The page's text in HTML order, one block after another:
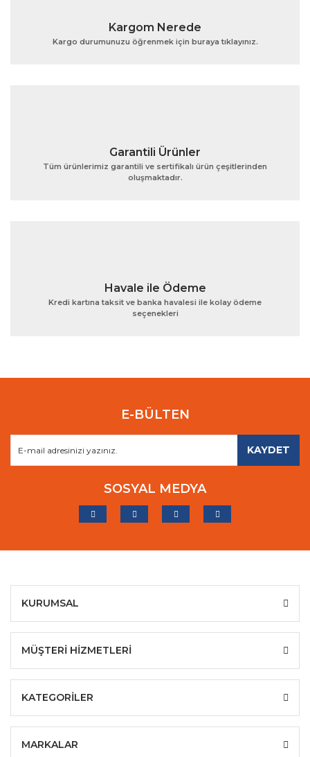
Ürün açıklamasında eksik bilgiler bulunuyor.
Gönder
Kargom Nerede
Kargo durumunuzu öğrenmek için buraya tıklayınız.
Garantili Ürünler
Tüm ürünlerimiz garantili ve sertifikalı ürün çeşitlerinden
oluşmaktadır.
Havale ile Ödeme
Kredi kartına taksit ve banka havalesi ile kolay ödeme
seçenekleri
E-BÜLTEN
KAYDET
SOSYAL MEDYA
KURUMSAL
MÜŞTERİ HİZMETLERİ
KATEGORİLER
MARKALAR